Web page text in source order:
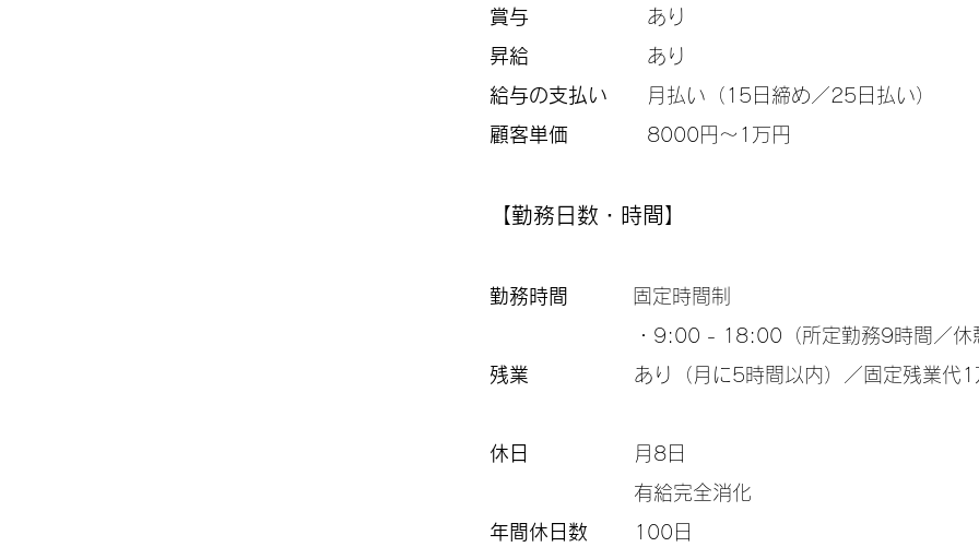
賞与あり
昇給
あり
給与の支払い 月払い（15日締め／25日払い）
顧客単価 8000円～1万円
【勤務日数・時間】
勤務時間
固定時間制
・9:00 - 18:00（所定勤務9時間／休憩1
残業 あり（月に5時間以内）／固定残業代1
休日
月8日
有給完全消化
年間休日数 100日